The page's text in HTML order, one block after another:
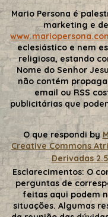
Mario Persona é
marketing e
eclesiástico e nem
religiosa, estando
Nome do Senhor
não contém
email ou RSS
publicitárias que
O que respondiby
Creative Commons
Derivadas
Esclarecimentos:O
perguntas de
feitas aqui podem
situações. Algumas